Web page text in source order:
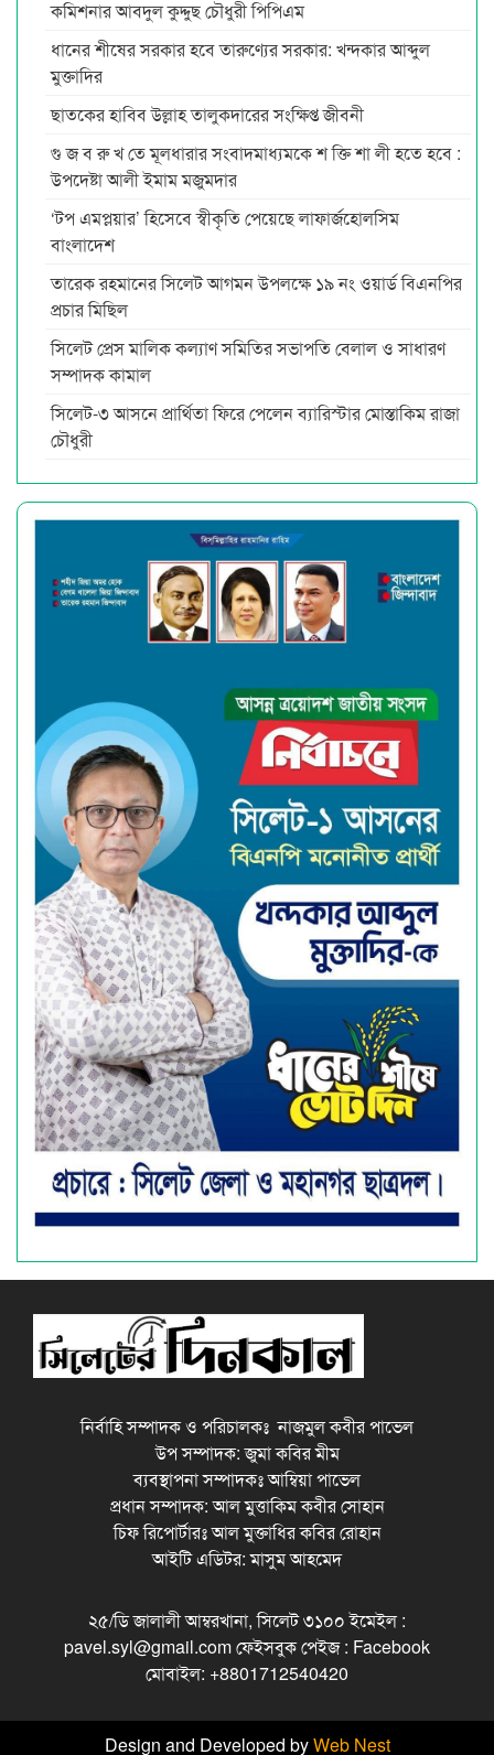
কমিশনার আবদুল কুদ্দুছ চৌধুরী পিপিএম
ধানের শীষের সরকার হবে তারুণ্যের সরকার: খন্দকার আব্দুল
মুক্তাদির
ছাতকের হাবিব উল্লাহ তালুকদারের সংক্ষিপ্ত জীবনী
গু জ ব রু খ তে মূলধারার সংবাদমাধ্যমকে শ ক্তি শা লী হতে হবে :
উপদেষ্টা আলী ইমাম মজুমদার
‘টপ এমপ্লয়ার’ হিসেবে স্বীকৃতি পেয়েছে লাফার্জহোলসিম
বাংলাদেশ
তারেক রহমানের সিলেট আগমন উপলক্ষে ১৯ নং ওয়ার্ড বিএনপির
প্রচার মিছিল
সিলেট প্রেস মালিক কল্যাণ সমিতির সভাপতি বেলাল ও সাধারণ
সম্পাদক কামাল
সিলেট-৩ আসনে প্রার্থিতা ফিরে পেলেন ব্যারিস্টার মোস্তাকিম রাজা
চৌধুরী
নির্বাহি সম্পাদক ও পরিচালকঃ নাজমুল কবীর পাভেল
উপ সম্পাদক: জুমা কবির মীম
ব্যবস্থাপনা সম্পাদকঃ আম্বিয়া পাভেল
প্রধান সম্পাদক: আল মুত্তাকিম কবীর সোহান
চিফ রিপোর্টারঃ আল মুক্তাধির কবির রোহান
আইটি এডিটর: মাসুম আহমেদ
২৫/ডি জালালী আম্বরখানা, সিলেট ৩১০০ ইমেইল :
pavel.syl@gmail.com ফেইসবুক পেইজ : Facebook
মোবাইল: +8801712540420
Design and Developed byWeb Nest